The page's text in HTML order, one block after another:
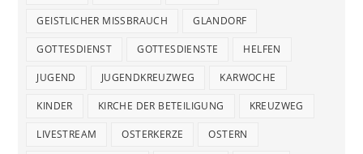
GEISTLICHER MISSBRAUCH GLANDORF
GOTTESDIENST GOTTESDIENSTE HELFEN
JUGEND JUGENDKREUZWEG KARWOCHE
KINDER KIRCHE DER BETEILIGUNG KREUZWEG
LIVESTREAM OSTERKERZE OSTERN